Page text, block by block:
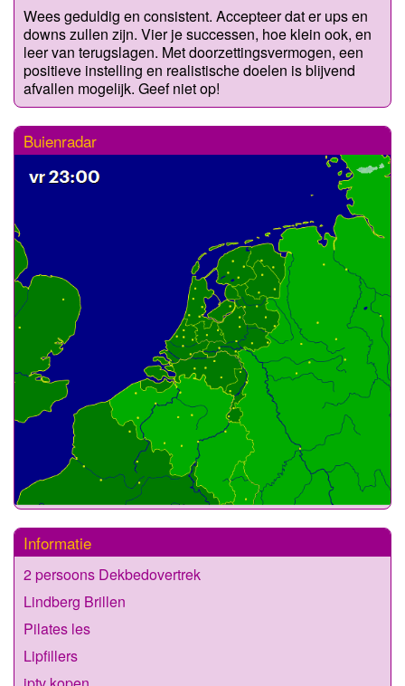
Wees geduldig en consistent. Accepteer dat er ups en
downs zullen zijn. Vier je successen, hoe klein ook, en
leer van terugslagen. Met doorzettingsvermogen, een
positieve instelling en realistische doelen is blijvend
afvallen mogelijk. Geef niet op!
Buienradar
Informatie
2 persoons Dekbedovertrek
Lindberg Brillen
Pilates les
Lipfillers